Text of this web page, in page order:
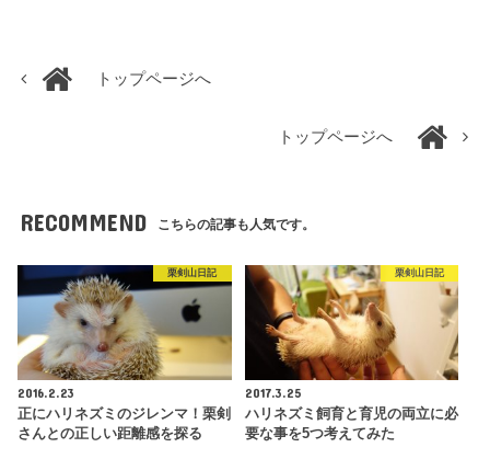
トップページへ
トップページへ
RECOMMEND こちらの記事も人気です。
栗剣山日記
2016.2.23
正にハリネズミのジレンマ！栗剣
さんとの正しい距離感を探る
栗剣山日記
2017.3.25
ハリネズミ飼育と育児の両立に必
要な事を5つ考えてみた